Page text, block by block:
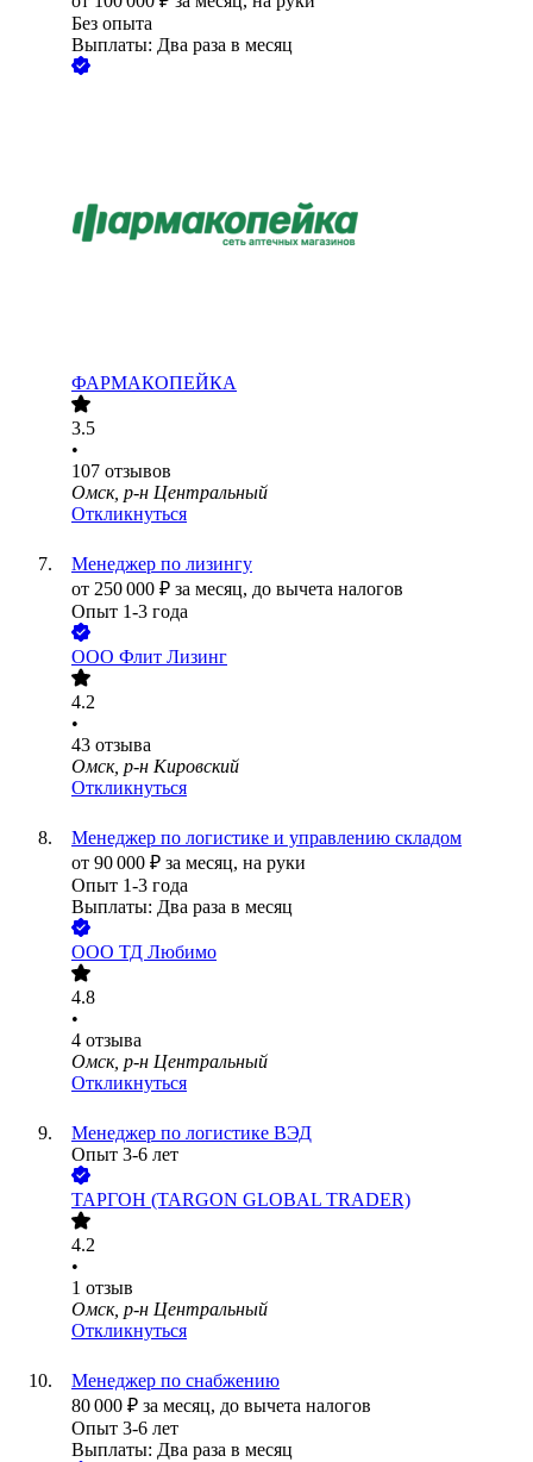
Без опыта
Выплаты: Два раза в месяц
ФАРМАКОПЕЙКА
3.5
•
107 отзывов
Омск, р-н Центральный
Откликнуться
Менеджер по лизингу
от 250 000 ₽ за месяц, до вычета налогов
Опыт 1-3 года
ООО Флит Лизинг
4.2
•
43 отзыва
Омск, р-н Кировский
Откликнуться
Менеджер по логистике и управлению складом
от 90 000 ₽ за месяц, на руки
Опыт 1-3 года
Выплаты: Два раза в месяц
ООО ТД Любимо
4.8
•
4 отзыва
Омск, р-н Центральный
Откликнуться
Менеджер по логистике ВЭД
Опыт 3-6 лет
ТАРГОН (TARGON GLOBAL TRADER)
4.2
•
1 отзыв
Омск, р-н Центральный
Откликнуться
Менеджер по снабжению
80 000 ₽ за месяц, до вычета налогов
Опыт 3-6 лет
Выплаты: Два раза в месяц